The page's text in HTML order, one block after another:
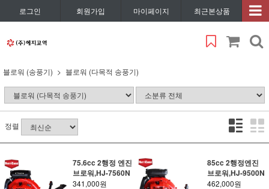
로그인 회원가입 마이페이지 최근본상품
블로워 (송풍기) 블로워 (다목적 송풍기)
정렬
75.6cc 2행정 엔진
브로워,HJ-7560N
341,000원
85cc 2행정엔진
브로워,HJ-9500N
462,000원